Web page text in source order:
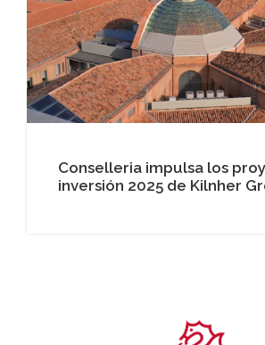
Conselleria impulsa los
inversión 2025 de Kilnher